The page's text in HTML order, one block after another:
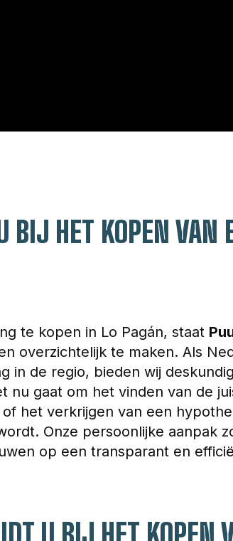
BIJ HET KOPEN VAN
te kopen in Lo Pagán, staat
overzichtelijk te maken. Als
in de regio, bieden wij
nu gaat om het vinden van de
het verkrijgen van een
Onze persoonlijke aanpak
op een transparant en